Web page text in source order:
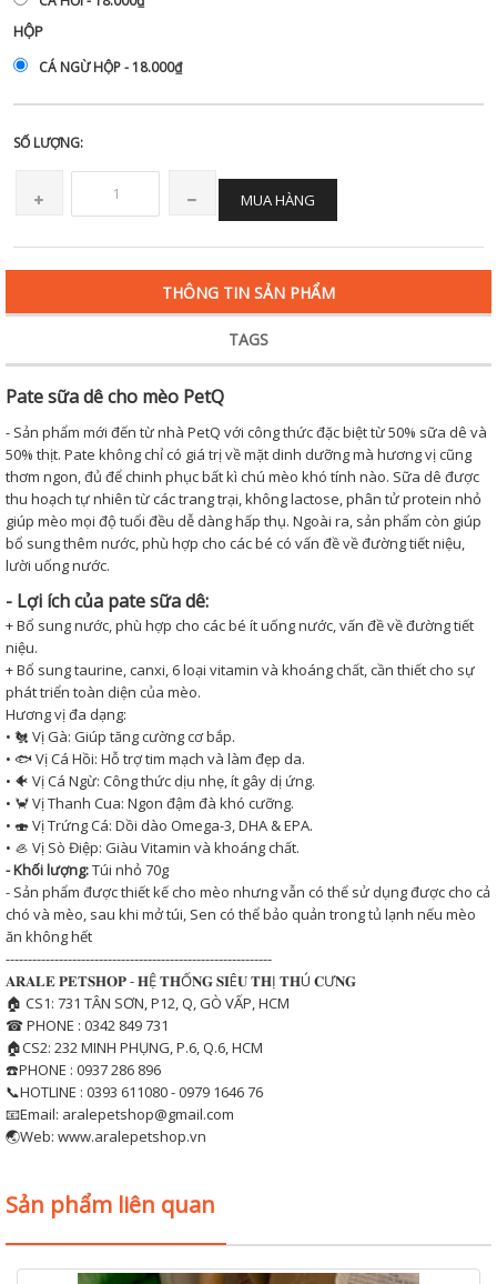
HỘP
CÁ NGỪ HỘP - 18.000₫
SỐ LƯỢNG:
MUA HÀNG
THÔNG TIN SẢN PHẨM
TAGS
Pate sữa dê cho mèo PetQ
- Sản phẩm mới đến từ nhà PetQ với công thức đặc biệt từ 50% sữa dê và
50% thịt. Pate không chỉ có giá trị về mặt dinh dưỡng mà hương vị cũng
thơm ngon, đủ để chinh phục bất kì chú mèo khó tính nào. Sữa dê được
thu hoạch tự nhiên từ các trang trại, không lactose, phân tử protein nhỏ
giúp mèo mọi độ tuổi đều dễ dàng hấp thụ. Ngoài ra, sản phẩm còn giúp
bổ sung thêm nước, phù hợp cho các bé có vấn đề về đường tiết niệu,
lười uống nước.
- Lợi ích của pate sữa dê:
+ Bổ sung nước, phù hợp cho các bé ít uống nước, vấn đề về đường tiết
niệu.
+ Bổ sung taurine, canxi, 6 loại vitamin và khoáng chất, cần thiết cho sự
phát triển toàn diện của mèo.
Hương vị đa dạng:
• 🐔 Vị Gà: Giúp tăng cường cơ bắp.
• 🐟 Vị Cá Hồi: Hỗ trợ tim mạch và làm đẹp da.
• 🐠 Vị Cá Ngừ: Công thức dịu nhẹ, ít gây dị ứng.
• 🦀 Vị Thanh Cua: Ngon đậm đà khó cưỡng.
• 🍣 Vị Trứng Cá: Dồi dào Omega-3, DHA & EPA.
• 🦪 Vị Sò Điệp: Giàu Vitamin và khoáng chất.
- Khối lượng:Túi nhỏ 70g
- Sản phẩm được thiết kế cho mèo nhưng vẫn có thể sử dụng được cho cả
chó và mèo, sau khi mở túi, Sen có thể bảo quản trong tủ lạnh nếu mèo
ăn không hết
------------------------------------------------------------
𝐀𝐑𝐀𝐋𝐄 𝐏𝐄𝐓𝐒𝐇𝐎𝐏 - 𝐇Ệ 𝐓𝐇Ố𝐍𝐆 𝐒𝐈Ê𝐔 𝐓𝐇Ị 𝐓𝐇Ú 𝐂Ư𝐍𝐆
🏠 CS1: 731 TÂN SƠN, P12, Q, GÒ VẤP, HCM
☎ PHONE : 0342 849 731
🏠CS2: 232 MINH PHỤNG, P.6, Q.6, HCM
☎️PHONE : 0937 286 896
📞HOTLINE : 0393 611080 - 0979 1646 76
📧Email: aralepetshop@gmail.com
🌏Web: www.aralepetshop.vn
Sản phẩm liên quan